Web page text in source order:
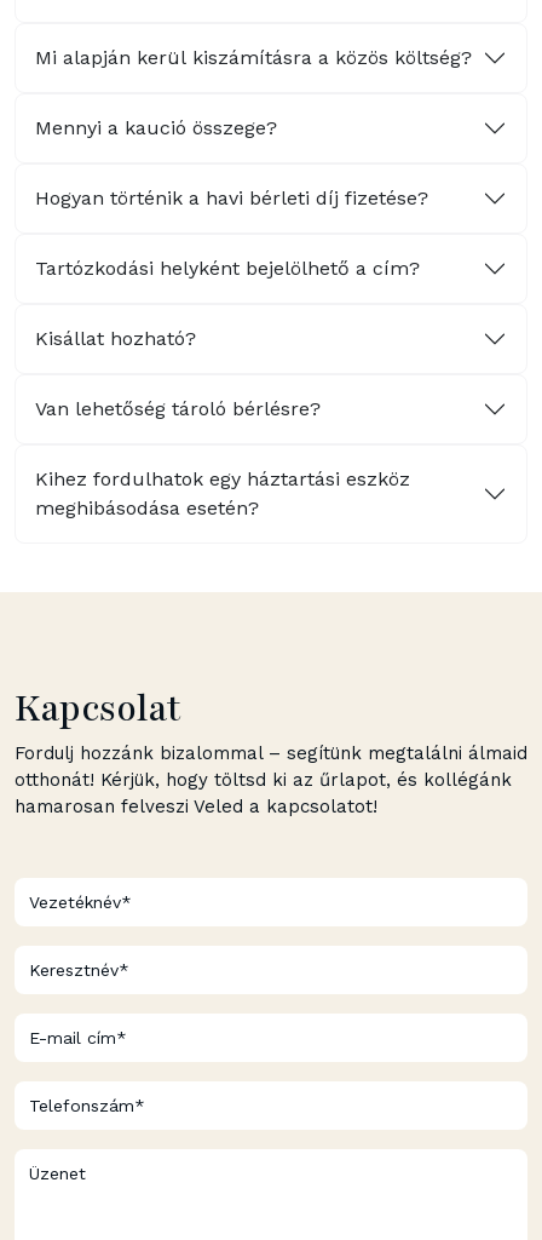
Mi alapján kerül kiszámításra a közös költség?
Mennyi a kaució összege?
Hogyan történik a havi bérleti díj fizetése?
Tartózkodási helyként bejelölhető a cím?
Kisállat hozható?
Van lehetőség tároló bérlésre?
Kihez fordulhatok egy háztartási eszköz
meghibásodása esetén?
Kapcsolat
Fordulj hozzánk bizalommal – segítünk megtalálni álmaid
otthonát! Kérjük, hogy töltsd ki az űrlapot, és kollégánk
hamarosan felveszi Veled a kapcsolatot!